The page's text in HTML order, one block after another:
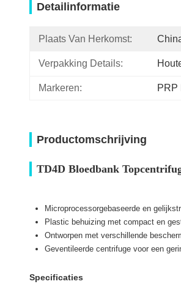
Detailinformatie
Plaats Van Herkomst:
Verpakking Details:
Markeren: PRP
Productomschrijving
TD4D Bloedbank
Microprocessorgebaseerde en
Plastic behuizing met compact en
Ontworpen met verschillende
Geventileerde centrifuge voor een
Specificaties